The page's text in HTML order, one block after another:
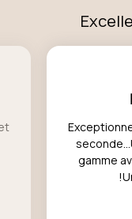
gamme